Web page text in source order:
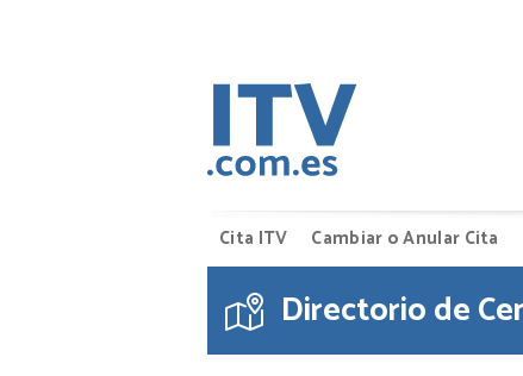
Cita ITV Cambiar o Anular Cita
Directorio de